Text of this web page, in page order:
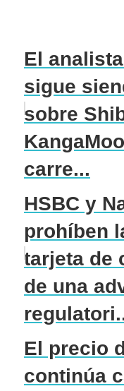
El
sigue
sobre
carre...
HSBC y
prohíben
tarjeta de
de una
El precio
continúa